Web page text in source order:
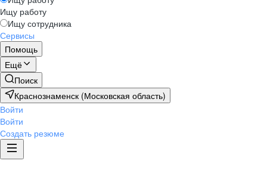
Ищу работу
Ищу сотрудника
Сервисы
Помощь
Ещё
Поиск
Краснознаменск (Московская область)
Войти
Войти
Создать резюме